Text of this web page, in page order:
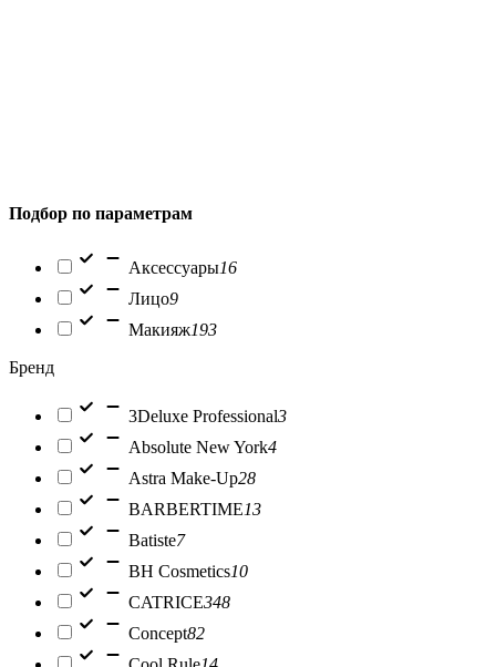
Подбор по параметрам
Аксессуары16
Лицо9
Макияж193
Бренд
3Deluxe Professional3
Absolute New York4
Astra Make-Up28
BARBERTIME13
Batiste7
BH Cosmetics10
CATRICE348
Concept82